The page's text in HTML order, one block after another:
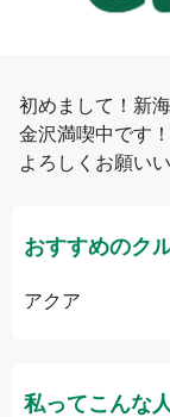
初めまして！新海
金沢満喫中です
よろしくお願い
おすすめのク
アクア
私ってこんな